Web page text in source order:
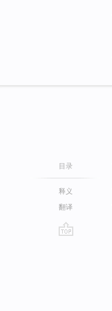
目录
释义
翻译